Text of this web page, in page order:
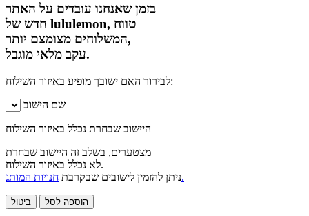
בזמן שאנחנו עובדים על האתר
חדש של lululemon, טווח
המשלוחים מצומצם יותר,
עקב מלאי מוגבל.
לבירור האם ישובך מופיע באיזור השילוח:
שם הישוב
היישוב שבחרת נכלל באיזור השילוח
מצטערים, בשלב זה היישוב שבחרת
לא נכלל באיזור השילוח.
ניתן להזמין לישובים שבקרבתחנויות המותג.
ביטול הוספה לסל